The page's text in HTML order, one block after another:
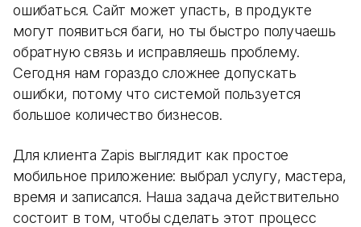
ошибаться. Сайт может упасть, в продукте
могут появиться баги, но ты быстро получаешь
обратную связь и исправляешь проблему.
Сегодня нам гораздо сложнее допускать
ошибки, потому что системой пользуется
большое количество бизнесов.
Для клиента Zapis выглядит как простое
мобильное приложение: выбрал услугу, мастера,
время и записался. Наша задача действительно
состоит в том, чтобы сделать этот процесс